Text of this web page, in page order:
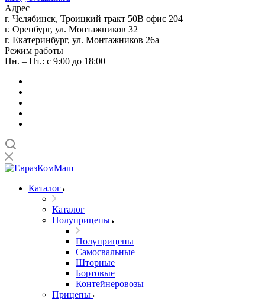
Адрес
г. Челябинск, Троицкий тракт 50В офис 204
г. Оренбург, ул. Монтажников 32
г. Екатеринбург, ул. Монтажников 26а
Режим работы
Пн. – Пт.: с 9:00 до 18:00
Каталог
Каталог
Полуприцепы
Полуприцепы
Самосвальные
Шторные
Бортовые
Контейнеровозы
Прицепы